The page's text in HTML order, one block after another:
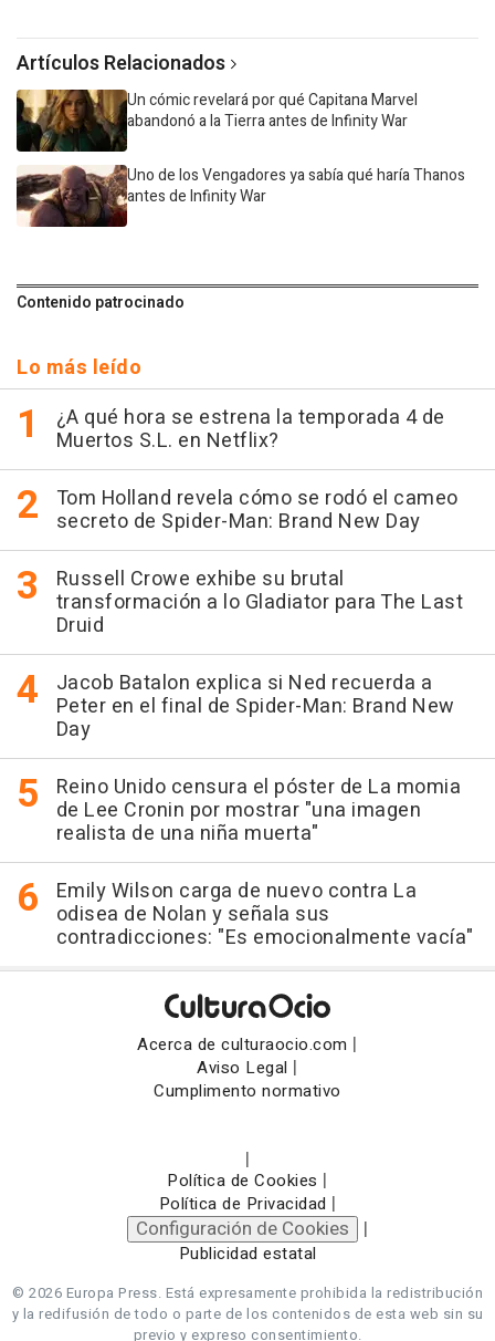
Artículos Relacionados
Un cómic revelará por qué Capitana Marvel
abandonó a la Tierra antes de Infinity War
Uno de los Vengadores ya sabía qué haría Thanos
antes de Infinity War
Contenido patrocinado
Lo más leído
¿A qué hora se estrena la temporada 4 de
Muertos S.L. en Netflix?
Tom Holland revela cómo se rodó el cameo
secreto de Spider-Man: Brand New Day
Russell Crowe exhibe su brutal
transformación a lo Gladiator para The Last
Druid
Jacob Batalon explica si Ned recuerda a
Peter en el final de Spider-Man: Brand New
Day
Reino Unido censura el póster de La momia
de Lee Cronin por mostrar "una imagen
realista de una niña muerta"
Emily Wilson carga de nuevo contra La
odisea de Nolan y señala sus
contradicciones: "Es emocionalmente vacía"
Acerca de culturaocio.com |
Aviso Legal |
Cumplimento normativo
|
Política de Cookies |
Política de Privacidad |
Configuración de Cookies |
Publicidad estatal
© 2026 Europa Press. Está expresamente prohibida la redistribución
y la redifusión de todo o parte de los contenidos de esta web sin su
previo y expreso consentimiento.